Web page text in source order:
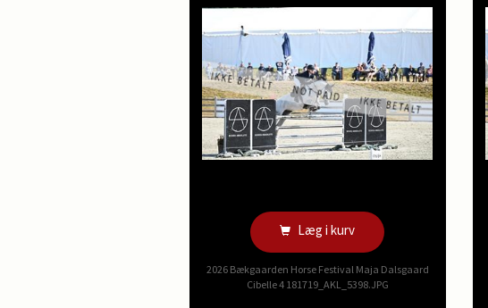
Læg i kurv
2026 Bækgaarden Horse Festival Maja Dalsgaard
Cibelle 4 181719_AKL_5398.JPG